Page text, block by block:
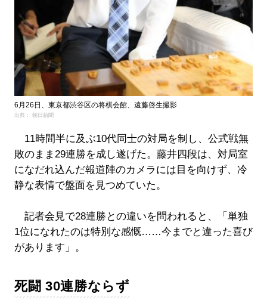
6月26日、東京都渋谷区の将棋会館、遠藤啓生撮影
出典： 朝日新聞
11時間半に及ぶ10代同士の対局を制し、公式戦無
敗のまま29連勝を成し遂げた。藤井四段は、対局室
になだれ込んだ報道陣のカメラには目を向けず、冷
静な表情で盤面を見つめていた。
記者会見で28連勝との違いを問われると、「単独
1位になれたのは特別な感慨……今までと違った喜び
があります」。
死闘 30連勝ならず